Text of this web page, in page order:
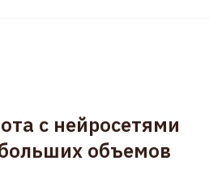
с нейросетями
объемов